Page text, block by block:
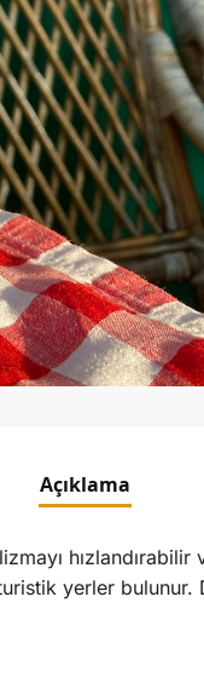
Açıklama
yerler bulunur.